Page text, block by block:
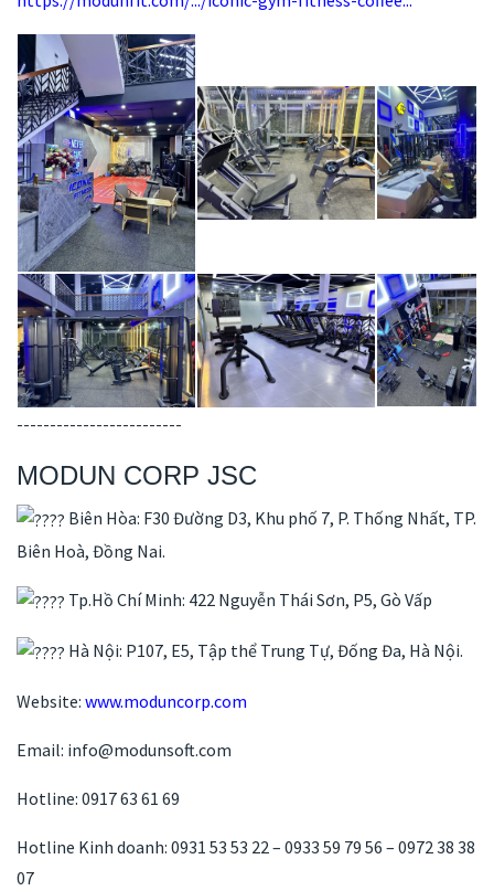
-------------------------
MODUN CORP JSC
Biên Hòa: F30 Đường D3, Khu phố 7, P. Thống Nhất, TP.
Biên Hoà, Đồng Nai.
Tp.Hồ Chí Minh: 422 Nguyễn Thái Sơn, P5, Gò Vấp
Hà Nội: P107, E5, Tập thể Trung Tự, Đống Đa, Hà Nội.
Website: www.moduncorp.com
Email: info@modunsoft.com
Hotline: 0917 63 61 69
Hotline Kinh doanh: 0931 53 53 22 – 0933 59 79 56 – 0972 38 38
07